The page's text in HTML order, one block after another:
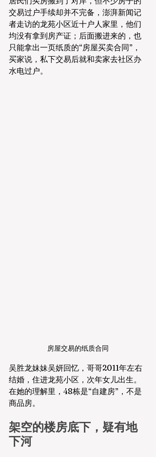
交易过户手续却并不完备，澎湃新闻记
者走访的龙苑小区近十户人家里，他们
均没有拿到房产证；后面搬进来的，也
只能拿出一页纸质的“房屋买卖合同”，
买家说，私下交易后就和卖家去社区办
水电过户。
房屋交易的纸质合同
吴胜龙妹妹吴妍回忆，哥哥2011年左右
结婚，住进龙苑小区，次年女儿出生。
在她的理解里，48栋是“自建房”，不是
商品房。
架空的楼房底下，疑有地
下河